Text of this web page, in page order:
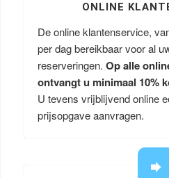
ONLINE
De online klantenservice,
per dag bereikbaar voor al
reserveringen. Op alle
ontvangt u minimaal 10%
U tevens vrijblijvend online
prijsopgave aanvragen.